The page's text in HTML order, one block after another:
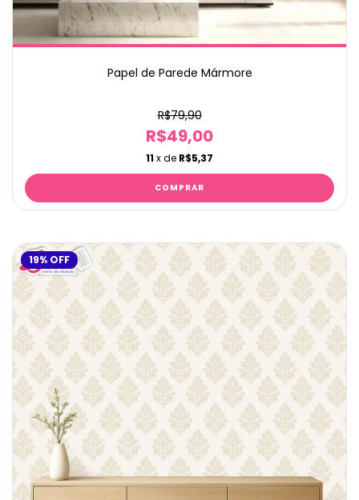
Papel de Parede Mármore
R$79,90
R$49,00
11x de R$5,37
19% OFF